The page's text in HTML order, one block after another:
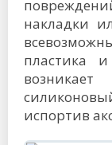
накладки
пластика
испортив